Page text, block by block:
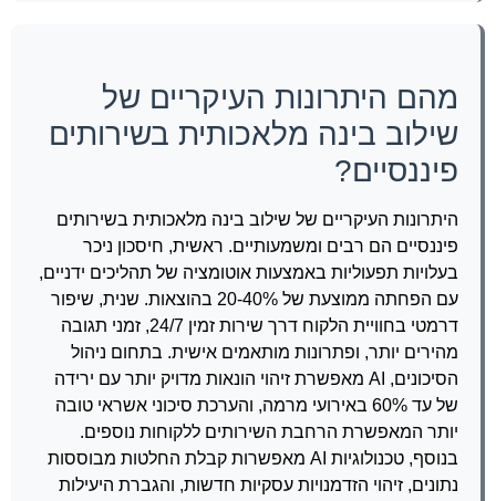
מהם היתרונות העיקריים של
שילוב בינה מלאכותית בשירותים
פיננסיים?
היתרונות העיקריים של שילוב בינה מלאכותית בשירותים
פיננסיים הם רבים ומשמעותיים. ראשית, חיסכון ניכר
בעלויות תפעוליות באמצעות אוטומציה של תהליכים ידניים,
עם הפחתה ממוצעת של 20-40% בהוצאות. שנית, שיפור
דרמטי בחוויית הלקוח דרך שירות זמין 24/7, זמני תגובה
מהירים יותר, ופתרונות מותאמים אישית. בתחום ניהול
הסיכונים, AI מאפשרת זיהוי הונאות מדויק יותר עם ירידה
של עד 60% באירועי מרמה, והערכת סיכוני אשראי טובה
יותר המאפשרת הרחבת השירותים ללקוחות נוספים.
בנוסף, טכנולוגיות AI מאפשרות קבלת החלטות מבוססות
נתונים, זיהוי הזדמנויות עסקיות חדשות, והגברת היעילות